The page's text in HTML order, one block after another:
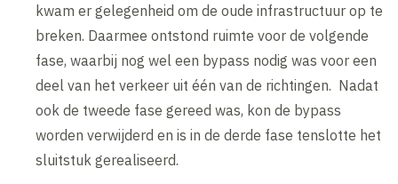
kwam er gelegenheid om de oude infrastructuur op te
breken. Daarmee ontstond ruimte voor de volgende
fase, waarbij nog wel een bypass nodig was voor een
deel van het verkeer uit één van de richtingen. Nadat
ook de tweede fase gereed was, kon de bypass
worden verwijderd en is in de derde fase tenslotte het
sluitstuk gerealiseerd.